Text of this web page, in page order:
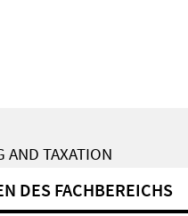
AND TAXATION
DES FACHBEREICHS